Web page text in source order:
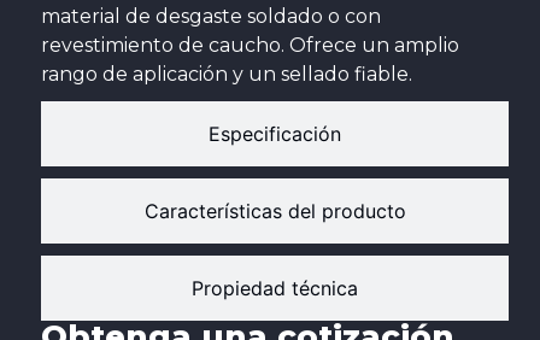
Especificación
Características del producto
Propiedad técnica
material de desgaste soldado o con
revestimiento de caucho. Ofrece un amplio
rango de aplicación y un sellado fiable.